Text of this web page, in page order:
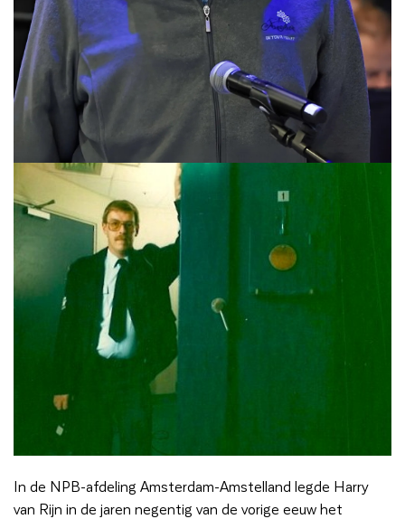
In de NPB-afdeling Amsterdam-Amstelland legde Harry
van Rijn in de jaren negentig van de vorige eeuw het